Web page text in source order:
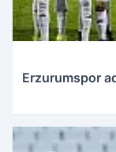
Erzurumspor